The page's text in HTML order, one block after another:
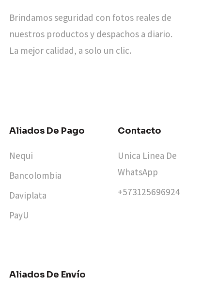
Brindamos seguridad con fotos reales de
nuestros productos y despachos a diario.
La mejor calidad, a solo un clic.
Aliados De Pago
Nequi
Bancolombia
Daviplata
PayU
Contacto
Unica Linea De
WhatsApp
+573125696924​
Aliados De Envío